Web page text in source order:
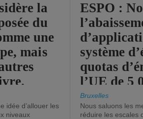
la
du
une
mais
idée d’allouer les
niveaux
ESPO :
système
quotas
l’UE de 5
tonneaux
brute.
Bruxelles
Nous saluons les
réduire les escales